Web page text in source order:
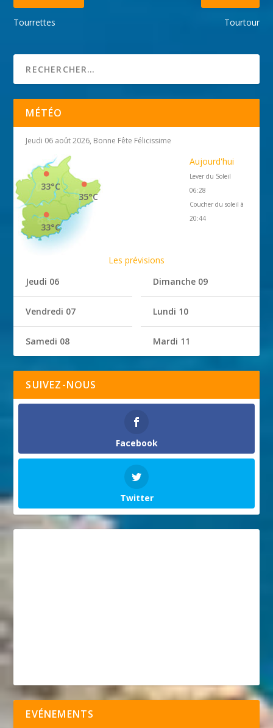
Tourrettes Tourtour
MÉTÉO
Jeudi 06 août 2026, Bonne Fête Félicissime
35°C
33°C
33°C
Aujourd'hui
Lever du Soleil
06:28
Coucher du soleil à
20:44
Les prévisions
Jeudi 06
Vendredi 07
Samedi 08
Dimanche 09
Lundi 10
Mardi 11
SUIVEZ-NOUS
Facebook
Twitter
EVÉNEMENTS